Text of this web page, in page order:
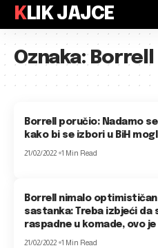
KLIK JAJCE
Oznaka:Borrell
Borrell poručio: Nadamo
kako bi se izbori u BiH
21/02/2022 1 Min Read
Borrell nimalo
sastanka: Treba izbjeći da
raspadne u komade, ovo
21/02/2022 1 Min Read